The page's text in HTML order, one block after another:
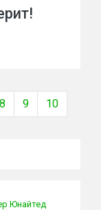
8 9 10
Юнайтед